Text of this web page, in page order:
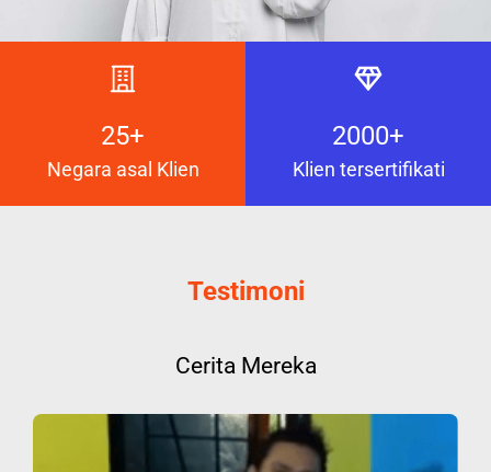
25+
Negara asal Klien
2000+
Klien tersertifikati
Testimoni
Cerita Mereka